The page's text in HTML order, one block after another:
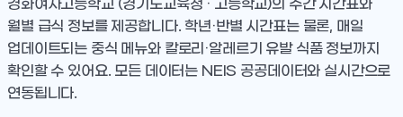
경화여자고등학교(경기도교육청 · 고등학교)의 주간 시간표와
월별 급식 정보를 제공합니다. 학년·반별 시간표는 물론, 매일
업데이트되는 중식 메뉴와 칼로리·알레르기 유발 식품 정보까지
확인할 수 있어요. 모든 데이터는 NEIS 공공데이터와 실시간으로
연동됩니다.